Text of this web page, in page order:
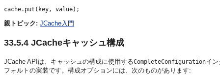
親トピック: JCache入門
33.5.4 JCacheキャッシュ構成
JCache APIは、キャッシュの構成に使用するCompleteConfigurationイ
フォルトの実装です。構成オプションには、次のものがあります: